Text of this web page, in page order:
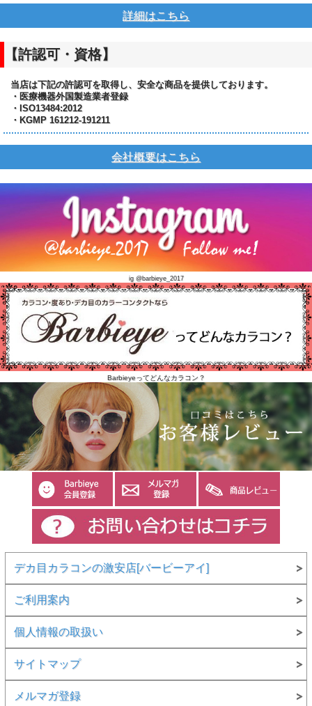
詳細はこちら
【許認可・資格】
当店は下記の許認可を取得し、安全な商品を提供しております。
・医療機器外国製造業者登録
・ISO13484:2012
・KGMP 161212-191211
会社概要はこちら
ig @barbieye_2017
Barbieyeってどんなカラコン？
デカ目カラコンの激安店[バービーアイ]
ご利用案内
個人情報の取扱い
サイトマップ
メルマガ登録